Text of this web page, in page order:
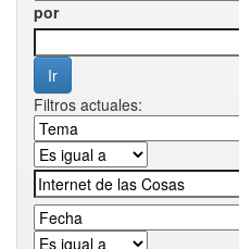
por
Filtros actuales: